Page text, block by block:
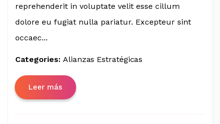
reprehenderit in voluptate velit esse cillum
dolore eu fugiat nulla pariatur. Excepteur sint
occaec...
Categories: Alianzas Estratégicas
Leer más